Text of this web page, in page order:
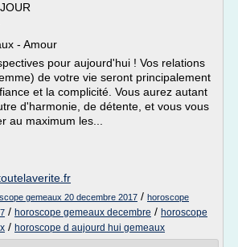
- Amour
pour aujourd'hui ! Vos relations
de votre vie seront principalement
et la complicité. Vous aurez autant
d'harmonie, de détente, et vous vous
au maximum les...
gemeaux 20 decembre 2017 / horoscope
/ horoscope gemeaux decembre / horoscope
/ horoscope d aujourd hui gemeaux